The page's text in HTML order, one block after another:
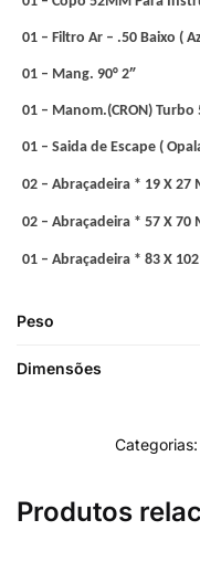
01 – Filtro Ar – .50
01 – Mang.
01 – Manom.(CRON)
01 – Saida de Escape (
02 – Abraçadeira * 19 X
02 – Abraçadeira * 57 X
01 – Abraçadeira * 83 X 102
Peso
Dimensões
Categorias:
Produtos